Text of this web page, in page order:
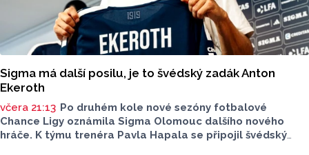
Sigma má další posilu, je to švédský zadák Anton
Ekeroth
včera 21:13 Po druhém kole nové sezóny fotbalové
Chance Ligy oznámila Sigma Olomouc dalšího nového
hráče. K týmu trenéra Pavla Hapala se připojil švédský